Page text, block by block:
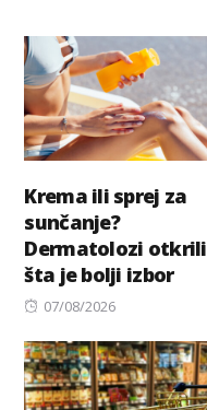
Krema ili sprej za
sunčanje?
Dermatolozi otkrili
šta je bolji izbor
Posted
07/08/2026